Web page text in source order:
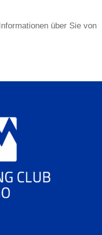
über Sie von